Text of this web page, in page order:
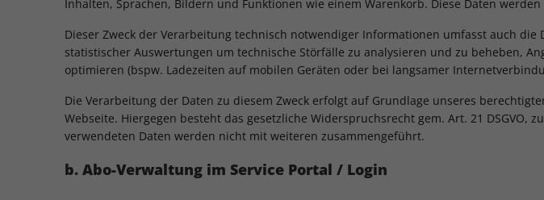
Inhalten, Sprachen, Bildern und Funktionen wie einem Warenkorb. Diese Daten
Dieser Zweck der Verarbeitung technisch notwendiger Informationen umfasst auch
statistischer Auswertungen um technische Störfälle zu analysieren und zu beheben,
optimieren (bspw. Ladezeiten auf mobilen Geräten oder bei langsamer
Die Verarbeitung der Daten zu diesem Zweck erfolgt auf Grundlage unseres
Webseite. Hiergegen besteht das gesetzliche Widerspruchsrecht gem. Art. 21
verwendeten Daten werden nicht mit weiteren zusammengeführt.
b. Abo-Verwaltung im Service Portal / Login